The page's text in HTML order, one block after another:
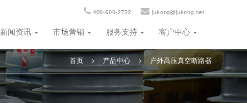
400-600-2722 jukong@jukong.net
新闻资讯 市场营销 服务支持 客户中心
首页 > 产品中心 > 户外高压真空断路器